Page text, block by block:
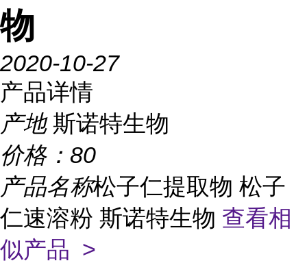
物
2020-10-27
产品详情
产地 斯诺特生物
价格： 80
产品名称松子仁提取物 松子
仁速溶粉 斯诺特生物 查看相
似产品 >